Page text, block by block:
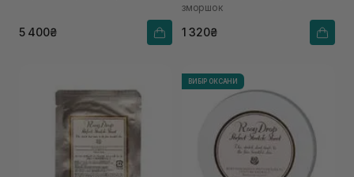
5 400₴
зморшок
1 320₴
ВИБІР ОКСАНИ